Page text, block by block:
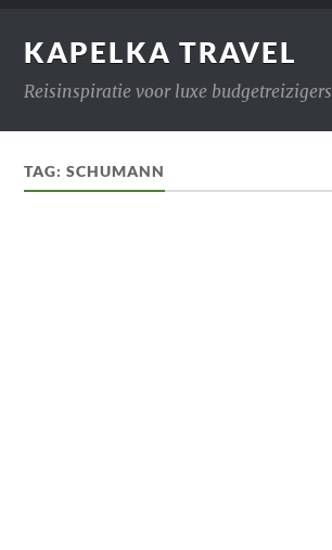
KAPELKA TRAVEL
Reisinspiratie voor luxe budgetreizigers
TAG:SCHUMANN